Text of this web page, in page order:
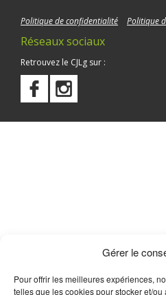
Gérer le
Pour offrir les meilleures expériences,
telles que les cookies pour stocker et/
Politique de confidentialité Politique
Réseaux sociaux
Retrouvez le CJLg sur :